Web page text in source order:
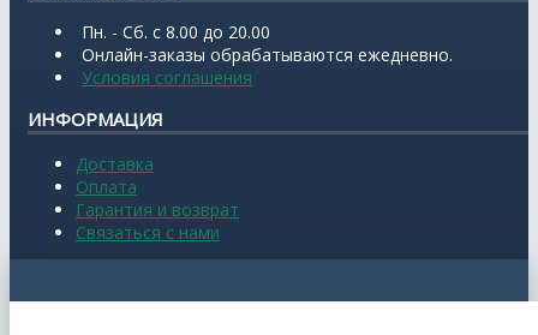
Пн. - Сб. с 8.00 до 20.00
Онлайн-заказы обрабатываются ежедневно.
Условия соглашения
ИНФОРМАЦИЯ
Доставка
Оплата
Гарантия и возврат
Связаться с нами